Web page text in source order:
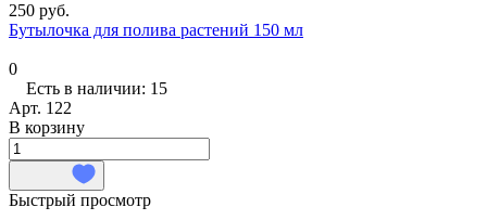
250 руб.
Бутылочка для полива растений 150 мл
0
Есть в наличии: 15
Арт. 122
В корзину
Быстрый просмотр